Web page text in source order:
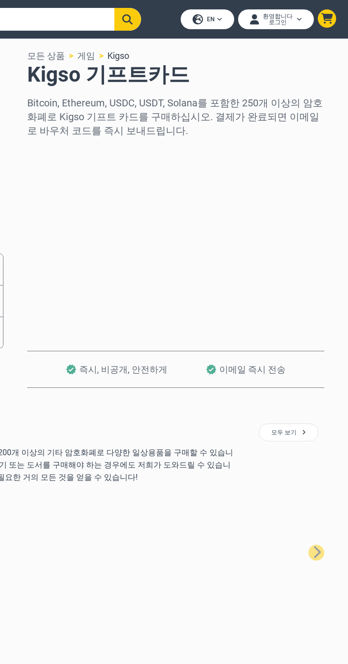
EN
환영합니다
로그인
모든 상품 게임 Kigso
Kigso 기프트카드
Bitcoin, Ethereum, USDC, USDT, Solana를 포함한 250개 이상의 암호
화폐로 Kigso 기프트 카드를 구매하십시오. 결제가 완료되면 이메일
로 바우처 코드를 즉시 보내드립니다.
즉시, 비공개, 안전하게 이메일 즉시 전송
개 이상의 기타 암호화폐로 다양한 일상용품을 구매할 수 있습니
또는 도서를 구매해야 하는 경우에도 저희가 도와드릴 수 있습니
한 거의 모든 것을 얻을 수 있습니다!
모두 보기
다음